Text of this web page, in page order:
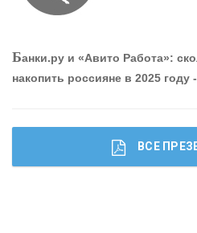
Банки.ру и «Авито Работа»:
накопить россияне в 2025 году
ВСЕ